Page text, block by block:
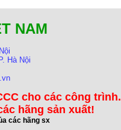
NAM
Hà Nội
cho các công trình.
hãng sản xuất!
các hãng sx